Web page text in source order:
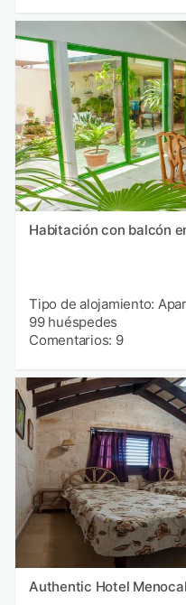
Habitación con balcón
Tipo de alojamiento:
99 huéspedes
Comentarios: 9
Authentic Hotel Menocal